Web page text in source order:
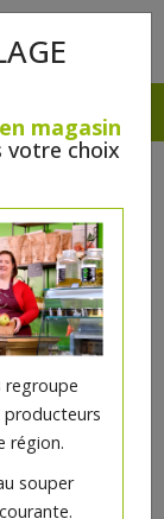
magasin
votre choix
regroupe
région.
souper